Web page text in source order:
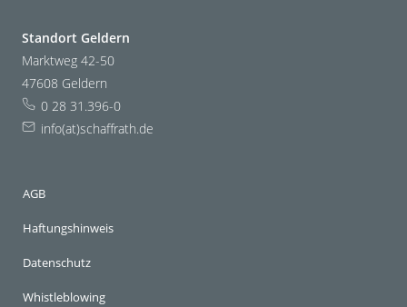
Standort Geldern
Marktweg 42-50
47608 Geldern
0 28 31.396-0
info(at)schaffrath.de
AGB
Haftungshinweis
Datenschutz
Whistleblowing